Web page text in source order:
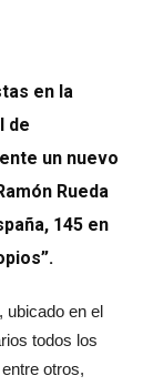
en la
de
un nuevo
Rueda
145 en
ubicado en el
todos los
otros,